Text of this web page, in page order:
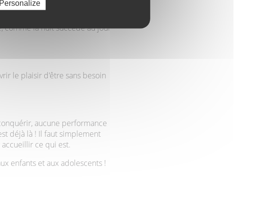
comme la nuit succède au jour
le plaisir d'être sans besoin
aucune performance
déjà là ! Il faut simplement
ce qui est.
enfants et aux adolescents !
Personalize